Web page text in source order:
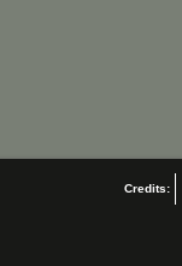
Credits: